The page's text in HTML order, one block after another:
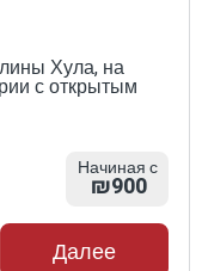
Хула, на
с открытым
Начиная с
₪900
Далее